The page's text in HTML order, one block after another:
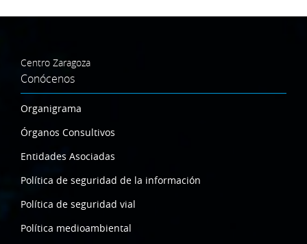
Centro Zaragoza
Conócenos
Organigrama
Órganos Consultivos
Entidades Asociadas
Política de seguridad de la información
Política de seguridad vial
Política medioambiental